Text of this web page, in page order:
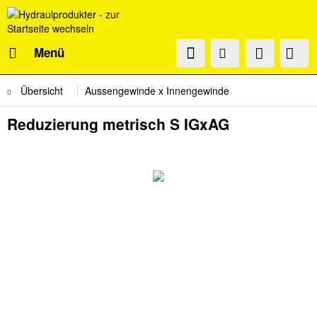
Menü
Übersicht Aussengewinde x Innengewinde
Reduzierung metrisch S IGxAG